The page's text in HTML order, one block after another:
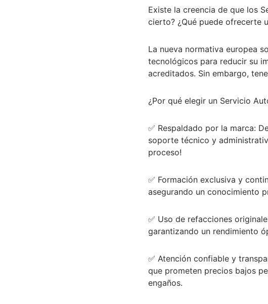
Existe la creencia de que los
cierto? ¿Qué puede ofrecerte
La nueva normativa europea
tecnológicos para reducir su
acreditados. Sin embargo,
¿Por qué elegir un Servicio
✅ Respaldado por la marca:
soporte técnico y
proceso!
✅ Formación exclusiva y
asegurando un conocimiento
✅ Uso de refacciones
garantizando un rendimiento
✅ Atención confiable y
que prometen precios bajos
engaños.